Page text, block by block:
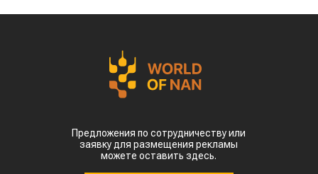
Предложения по сотрудничеству или
заявку для размещения рекламы
можете оставить здесь.